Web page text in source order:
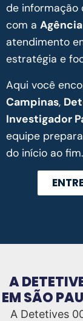
de informação
com a
atendimento
estratégia e
Aqui você
Campinas,
Investigador
equipe
do início ao fim.
A
EM SÃO
A Detetives